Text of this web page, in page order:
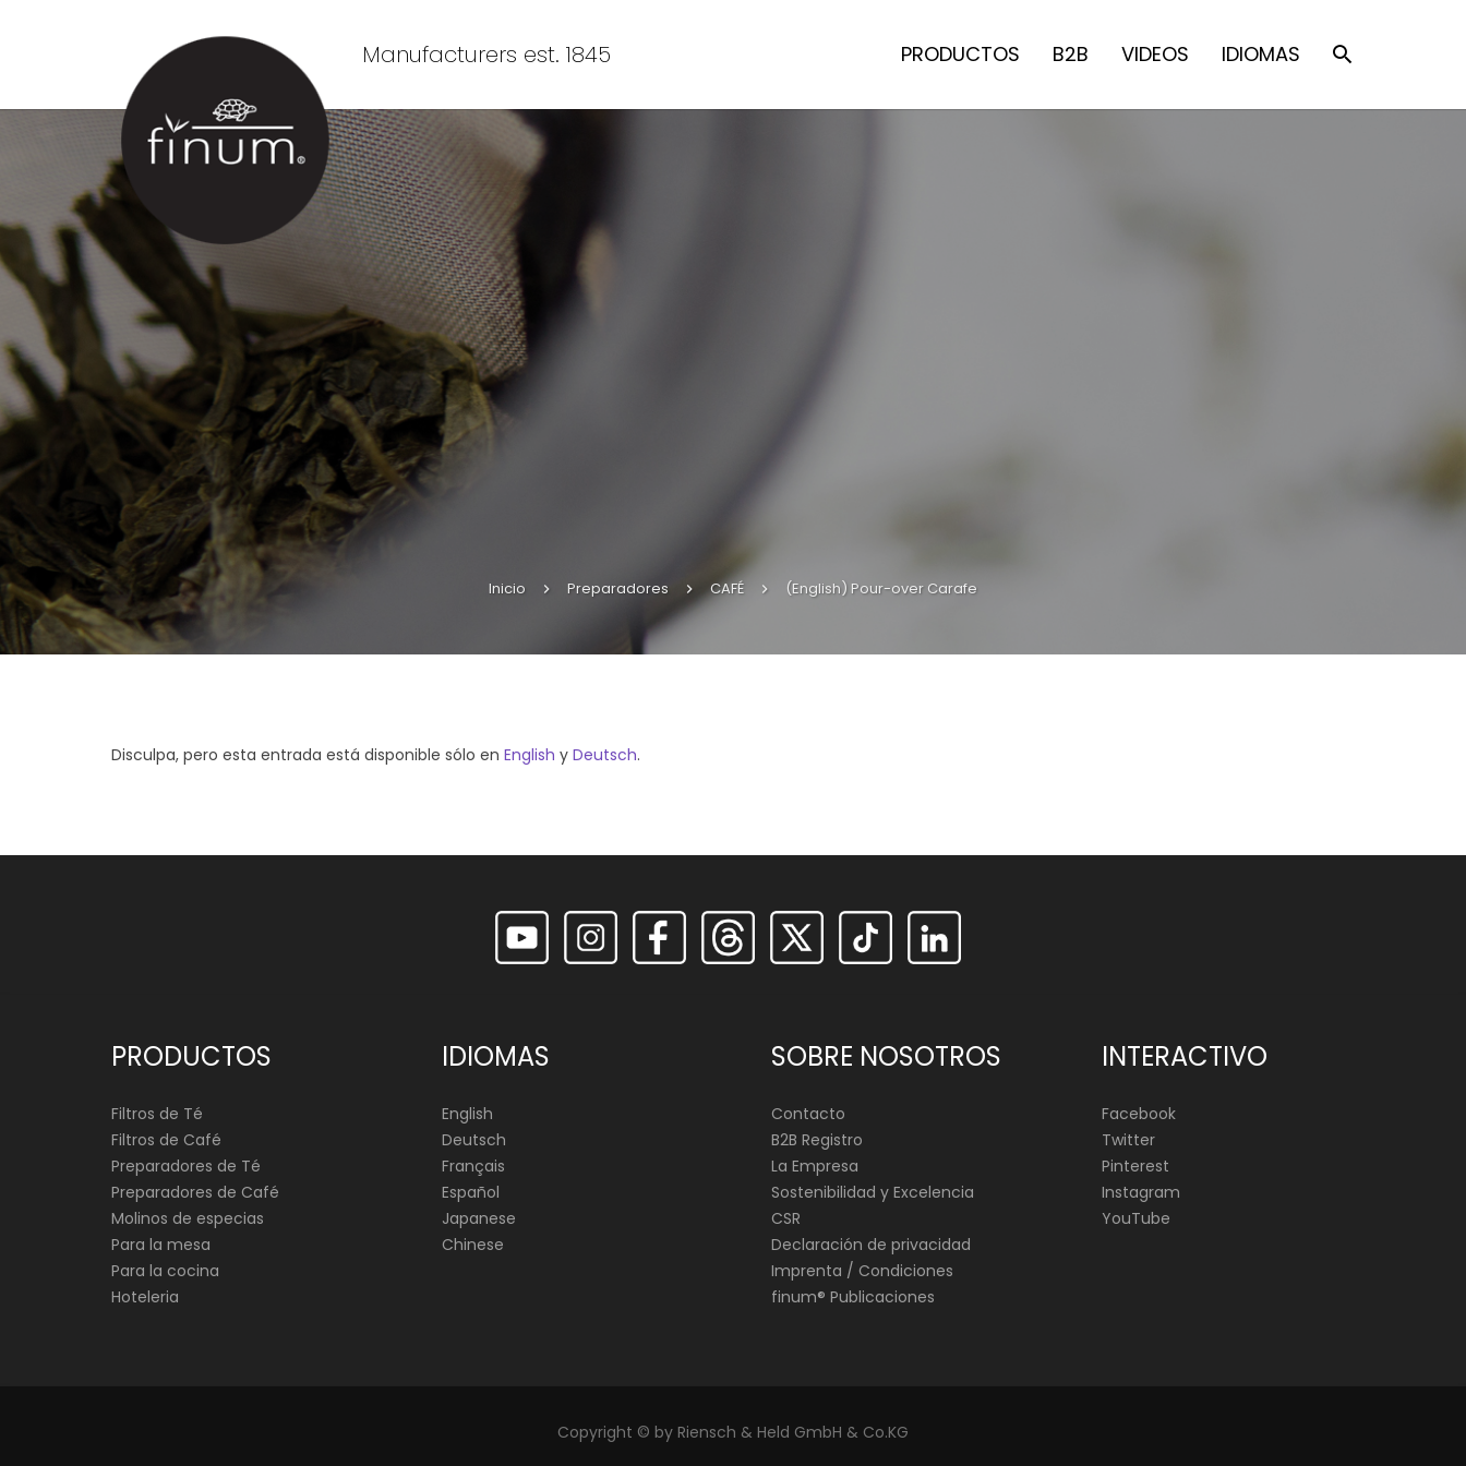
Manufacturers est. 1845 PRODUCTOS B2B VIDEOS IDIOMAS
Inicio Preparadores CAFÉ (English) Pour-over Carafe
Disculpa, pero esta entrada está disponible sólo en English y Deutsch.
PRODUCTOS
Filtros de Té
Filtros de Café
Preparadores de Té
Preparadores de Café
Molinos de especias
Para la mesa
Para la cocina
Hoteleria
IDIOMAS
English
Deutsch
Français
Español
Japanese
Chinese
SOBRE NOSOTROS
Contacto
B2B Registro
La Empresa
Sostenibilidad y Excelencia
CSR
Declaración de privacidad
Imprenta / Condiciones
finum®️ Publicaciones
INTERACTIVO
Facebook
Twitter
Pinterest
Instagram
YouTube
Copyright © by Riensch & Held GmbH & Co.KG